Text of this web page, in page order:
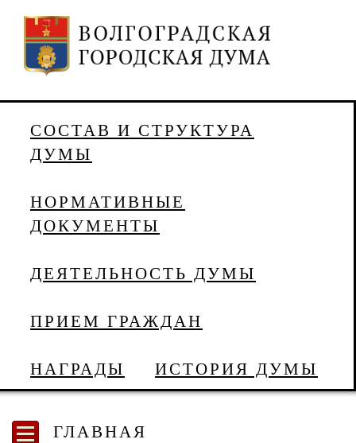
СОСТАВ И СТРУКТУРА
ДУМЫ
НОРМАТИВНЫЕ
ДОКУМЕНТЫ
ДЕЯТЕЛЬНОСТЬ ДУМЫ
ПРИЕМ ГРАЖДАН
НАГРАДЫ ИСТОРИЯ ДУМЫ
ГЛАВНАЯ